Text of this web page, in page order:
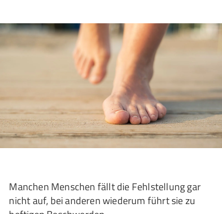
Manchen Menschen fällt die Fehlstellung gar
nicht auf, bei anderen wiederum führt sie zu